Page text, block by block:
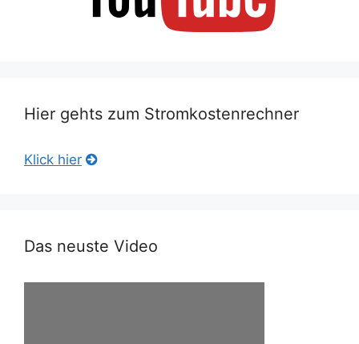
Hier gehts zum Stromkostenrechner
Klick hier
Das neuste Video